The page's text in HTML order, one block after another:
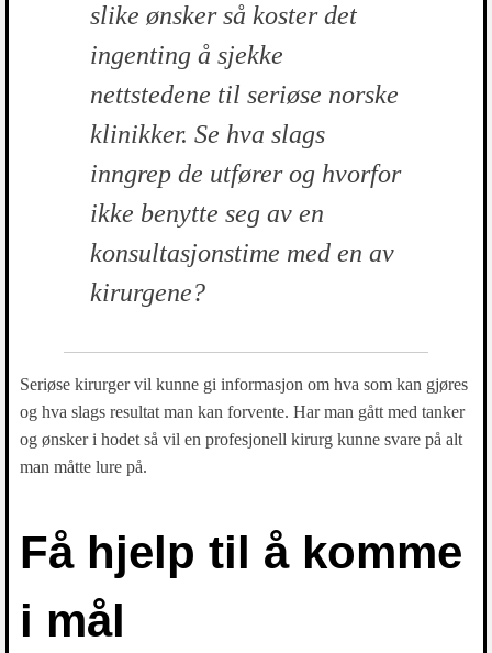
slike ønsker så koster det
ingenting å sjekke
nettstedene til seriøse norske
klinikker. Se hva slags
inngrep de utfører og hvorfor
ikke benytte seg av en
konsultasjonstime med en av
kirurgene?
Seriøse kirurger vil kunne gi informasjon om hva som kan gjøres
og hva slags resultat man kan forvente. Har man gått med tanker
og ønsker i hodet så vil en profesjonell kirurg kunne svare på alt
man måtte lure på.
Få hjelp til å komme
i mål